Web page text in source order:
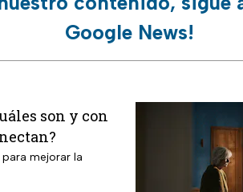
Google News!
son y con
mejorar la